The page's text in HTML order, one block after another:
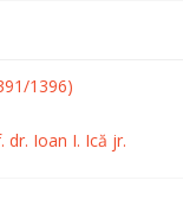
1396)
dr. Ioan I. Ică jr.